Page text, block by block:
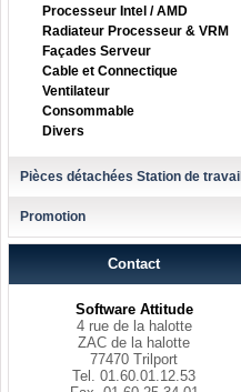
Processeur Intel / AMD
Radiateur Processeur & VRM
Façades Serveur
Cable et Connectique
Ventilateur
Consommable
Divers
Pièces détachées Station de travail
Promotion
Contact
Software Attitude
4 rue de la halotte
ZAC de la halotte
77470 Trilport
Tel. 01.60.01.12.53